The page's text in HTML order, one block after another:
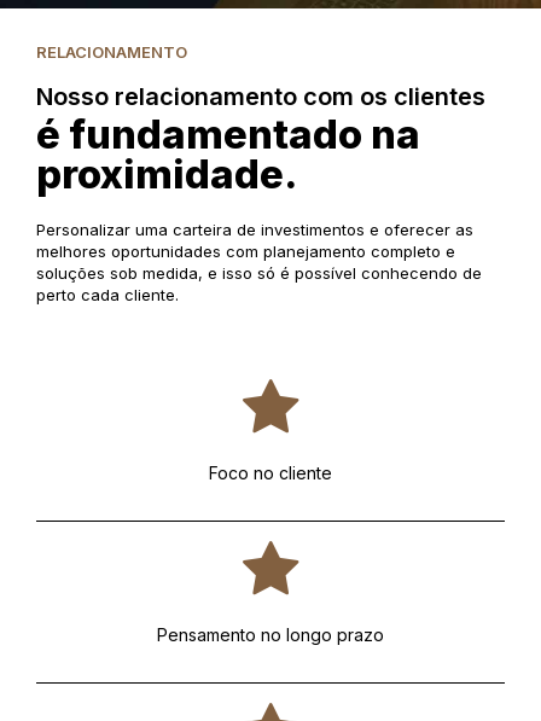
RELACIONAMENTO
Nosso relacionamento com os clientes
é fundamentado na
proximidade.
Personalizar uma carteira de investimentos e oferecer as
melhores oportunidades com planejamento completo e
soluções sob medida, e isso só é possível conhecendo de
perto cada cliente.
Foco no cliente
Pensamento no longo prazo